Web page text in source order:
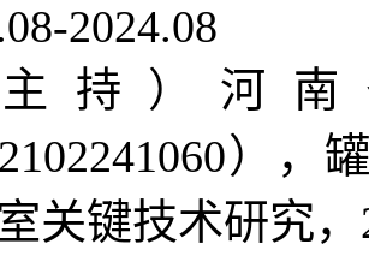
08-2024.08
持） 河
），
关键技术研究，